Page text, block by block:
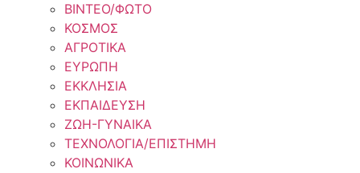
ΒΙΝΤΕΟ/ΦΩΤΟ
ΚΟΣΜΟΣ
ΑΓΡΟΤΙΚΑ
ΕΥΡΩΠΗ
ΕΚΚΛΗΣΙΑ
ΕΚΠΑΙΔΕΥΣΗ
ΖΩΗ-ΓΥΝΑΙΚΑ
ΤΕΧΝΟΛΟΓΙΑ/ΕΠΙΣΤΗΜΗ
ΚΟΙΝΩΝΙΚΑ